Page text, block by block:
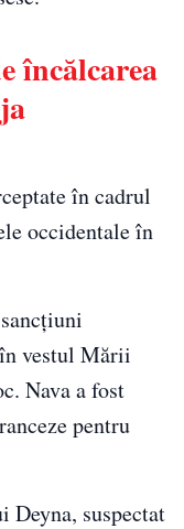
încălcarea
în cadrul
occidentale în
vestul Mării
Nava a fost
pentru
Deyna, suspectat